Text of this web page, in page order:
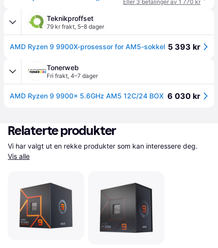
Eller 3 betalinger av 1 770 kr
Teknikproffset
79 kr frakt, 5–8 dager
AMD Ryzen 9 9900X-prosessor for AM5-sokkel 5 393 kr
Tonerweb
Fri frakt, 4–7 dager
AMD Ryzen 9 9900x 5.6GHz AM5 12C/24 BOX 6 030 kr
Relaterte produkter
Vis alle